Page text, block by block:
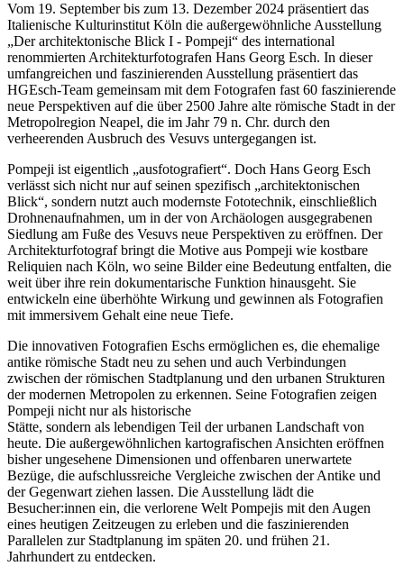
Vom 19. September bis zum 13. Dezember 2024 präsentiert das
Italienische Kulturinstitut Köln die außergewöhnliche Ausstellung
„Der architektonische Blick I - Pompeji“ des international
renommierten Architekturfotografen Hans Georg Esch. In dieser
umfangreichen und faszinierenden Ausstellung präsentiert das
HGEsch-Team gemeinsam mit dem Fotografen fast 60 faszinierende
neue Perspektiven auf die über 2500 Jahre alte römische Stadt in der
Metropolregion Neapel, die im Jahr 79 n. Chr. durch den
verheerenden Ausbruch des Vesuvs untergegangen ist.
Pompeji ist eigentlich „ausfotografiert“. Doch Hans Georg Esch
verlässt sich nicht nur auf seinen spezifisch „architektonischen
Blick“, sondern nutzt auch modernste Fototechnik, einschließlich
Drohnenaufnahmen, um in der von Archäologen ausgegrabenen
Siedlung am Fuße des Vesuvs neue Perspektiven zu eröffnen. Der
Architekturfotograf bringt die Motive aus Pompeji wie kostbare
Reliquien nach Köln, wo seine Bilder eine Bedeutung entfalten, die
weit über ihre rein dokumentarische Funktion hinausgeht. Sie
entwickeln eine überhöhte Wirkung und gewinnen als Fotografien
mit immersivem Gehalt eine neue Tiefe.
Die innovativen Fotografien Eschs ermöglichen es, die ehemalige
antike römische Stadt neu zu sehen und auch Verbindungen
zwischen der römischen Stadtplanung und den urbanen Strukturen
der modernen Metropolen zu erkennen. Seine Fotografien zeigen
Pompeji nicht nur als historische
Stätte, sondern als lebendigen Teil der urbanen Landschaft von
heute. Die außergewöhnlichen kartografischen Ansichten eröffnen
bisher ungesehene Dimensionen und offenbaren unerwartete
Bezüge, die aufschlussreiche Vergleiche zwischen der Antike und
der Gegenwart ziehen lassen. Die Ausstellung lädt die
Besucher:innen ein, die verlorene Welt Pompejis mit den Augen
eines heutigen Zeitzeugen zu erleben und die faszinierenden
Parallelen zur Stadtplanung im späten 20. und frühen 21.
Jahrhundert zu entdecken.